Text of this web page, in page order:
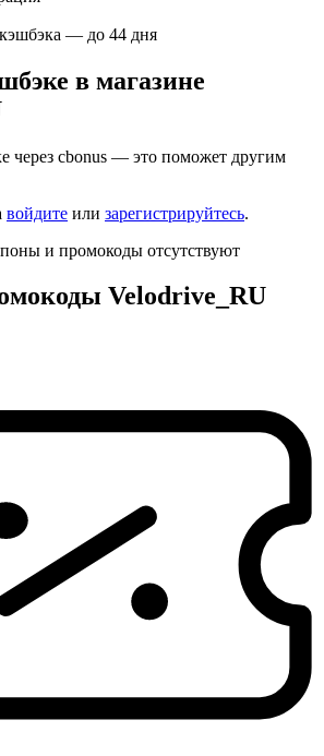
— до 44 дня
в магазине
через cbonus — это поможет другим
войдите или зарегистрируйтесь.
и промокоды отсутствуют
Velodrive_RU